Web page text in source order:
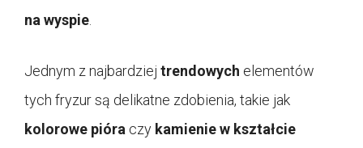
na wyspie
Jednym z najbardziej trendowych elementów
tych fryzur są delikatne zdobienia, takie jak
kolorowe pióra czy kamienie w kształcie